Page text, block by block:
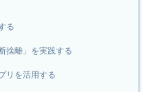
る
捨離」を実践する
リを活用する